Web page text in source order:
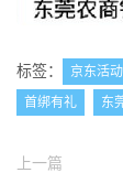
标签： 京东活动
首绑有礼
东
上一篇